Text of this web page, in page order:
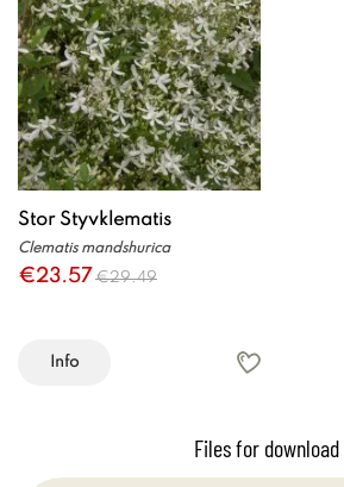
Stor Styvklematis
Clematis mandshurica
€23.57 €29.49
Info
Files for download